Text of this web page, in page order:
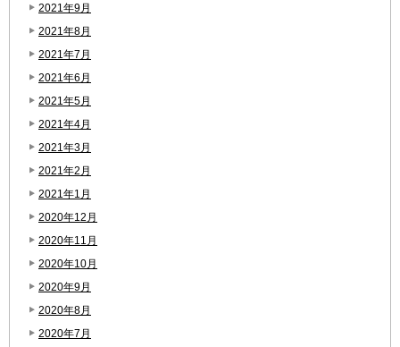
2021年9月
2021年8月
2021年7月
2021年6月
2021年5月
2021年4月
2021年3月
2021年2月
2021年1月
2020年12月
2020年11月
2020年10月
2020年9月
2020年8月
2020年7月